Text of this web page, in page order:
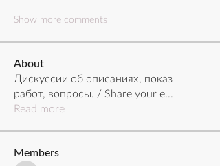
Show more comments
About
Дискуссии об описаниях, показ
работ, вопросы. / Share your e...
Read more
Members